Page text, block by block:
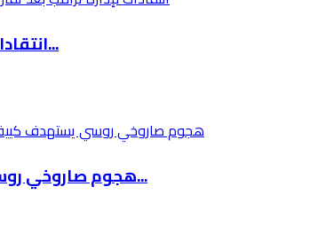
انتقادات لإدارة ترامب بعد تقارير عن تغذية قسر...
هجوم صاروخي روسي يستهدف كييف وسط تحذيرات للسك...